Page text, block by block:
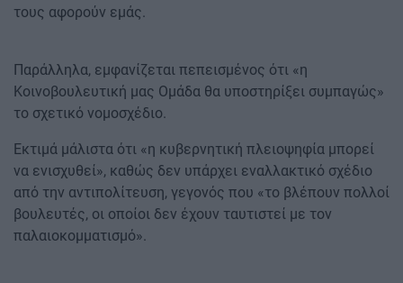
τους αφορούν εμάς.
Παράλληλα, εμφανίζεται πεπεισμένος ότι «η
Κοινοβουλευτική μας Ομάδα θα υποστηρίξει συμπαγώς»
το σχετικό νομοσχέδιο.
Εκτιμά μάλιστα ότι «η κυβερνητική πλειοψηφία μπορεί
να ενισχυθεί», καθώς δεν υπάρχει εναλλακτικό σχέδιο
από την αντιπολίτευση, γεγονός που «το βλέπουν πολλοί
βουλευτές, οι οποίοι δεν έχουν ταυτιστεί με τον
παλαιοκομματισμό».